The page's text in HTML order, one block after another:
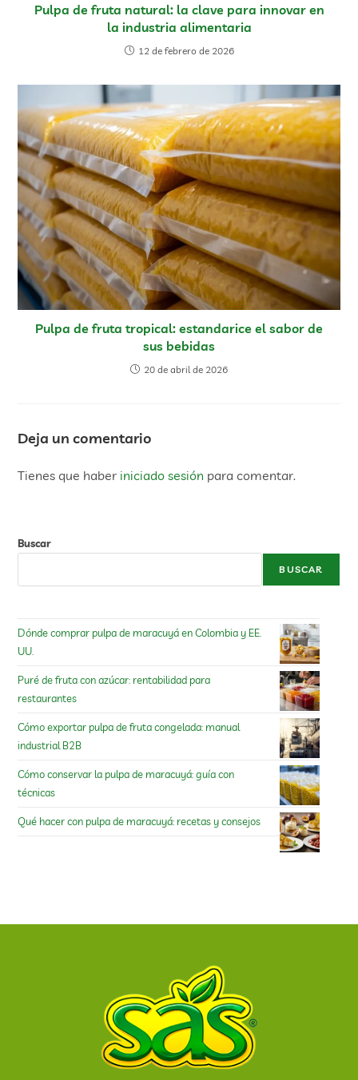
Pulpa de fruta natural: la clave para innovar en
la industria alimentaria
12 de febrero de 2026
Pulpa de fruta tropical: estandarice el sabor de
sus bebidas
20 de abril de 2026
Deja un comentario
Tienes que haber iniciado sesión para comentar.
Buscar
BUSCAR
Dónde comprar pulpa de maracuyá en Colombia y EE.
UU.
Puré de fruta con azúcar: rentabilidad para
restaurantes
Cómo exportar pulpa de fruta congelada: manual
industrial B2B
Cómo conservar la pulpa de maracuyá: guía con
técnicas
Qué hacer con pulpa de maracuyá: recetas y consejos